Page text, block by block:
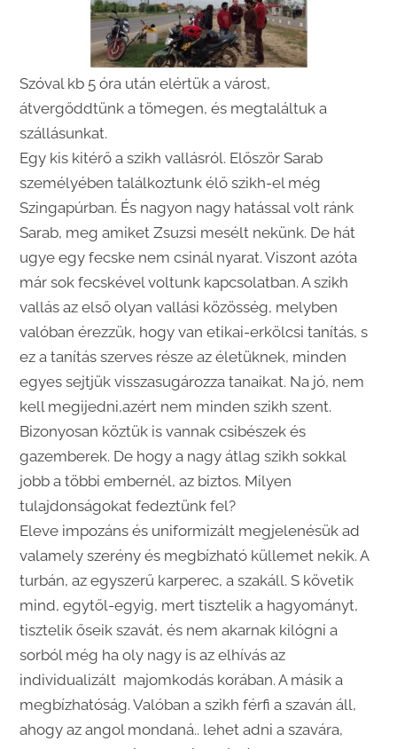
Szóval kb 5 óra után elértük a várost,
átvergőddtünk a tömegen, és megtaláltuk a
szállásunkat.
Egy kis kitérő a szikh vallásról. Először Sarab
személyében találkoztunk élő szikh-el még
Szingapúrban. És nagyon nagy hatással volt ránk
Sarab, meg amiket Zsuzsi mesélt nekünk. De hát
ugye egy fecske nem csinál nyarat. Viszont azóta
már sok fecskével voltunk kapcsolatban. A szikh
vallás az első olyan vallási közösség, melyben
valóban érezzük, hogy van etikai-erkölcsi tanítás, s
ez a tanítás szerves része az életüknek, minden
egyes sejtjük visszasugározza tanaikat. Na jó, nem
kell megijedni,azért nem minden szikh szent.
Bizonyosan köztük is vannak csibészek és
gazemberek. De hogy a nagy átlag szikh sokkal
jobb a többi embernél, az biztos. Milyen
tulajdonságokat fedeztünk fel?
Eleve impozáns és uniformizált megjelenésük ad
valamely szerény és megbízható küllemet nekik. A
turbán, az egyszerű karperec, a szakáll. S követik
mind, egytől-egyig, mert tisztelik a hagyományt,
tisztelik őseik szavát, és nem akarnak kilógni a
sorból még ha oly nagy is az elhívás az
individualizált majomkodás korában. A másik a
megbízhatóság. Valóban a szikh férfi a szaván áll,
ahogy az angol mondaná.. lehet adni a szavára,